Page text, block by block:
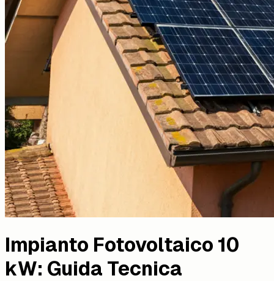
Impianto Fotovoltaico 10
kW: Guida Tecnica